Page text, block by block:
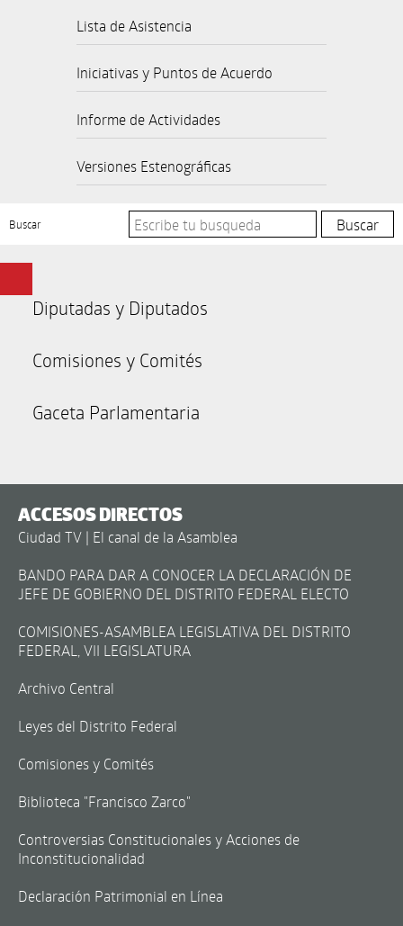
Lista de Asistencia
Iniciativas y Puntos de Acuerdo
Informe de Actividades
Versiones Estenográficas
Buscar
Diputadas y Diputados
Comisiones y Comités
Gaceta Parlamentaria
ACCESOS DIRECTOS
Ciudad TV | El canal de la Asamblea
BANDO PARA DAR A CONOCER LA DECLARACIÓN DE
JEFE DE GOBIERNO DEL DISTRITO FEDERAL ELECTO
COMISIONES-ASAMBLEA LEGISLATIVA DEL DISTRITO
FEDERAL, VII LEGISLATURA
Archivo Central
Leyes del Distrito Federal
Comisiones y Comités
Biblioteca "Francisco Zarco"
Controversias Constitucionales y Acciones de
Inconstitucionalidad
Declaración Patrimonial en Línea